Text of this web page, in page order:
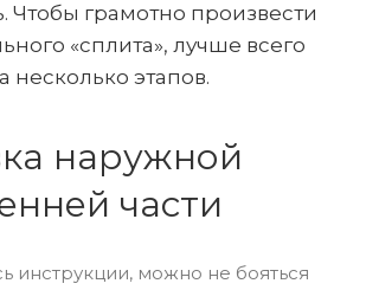
Чтобы грамотно произвести
«сплита», лучше всего
несколько этапов.
наружной
части
инструкции, можно не бояться